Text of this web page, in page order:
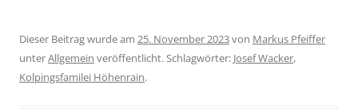
Dieser Beitrag wurde am 25. November 2023von Markus Pfeiffer
unterAllgemein veröffentlicht. Schlagwörter: Josef Wacker,
Kolpingsfamilei Höhenrain.